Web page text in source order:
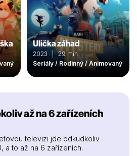
Ulička záhad
2023 | 29 min
Seriály / Rodinný / Animovaný
až na 6 zařízeních
televizi jde odkudkoliv
a to až na 6 zařízeních.